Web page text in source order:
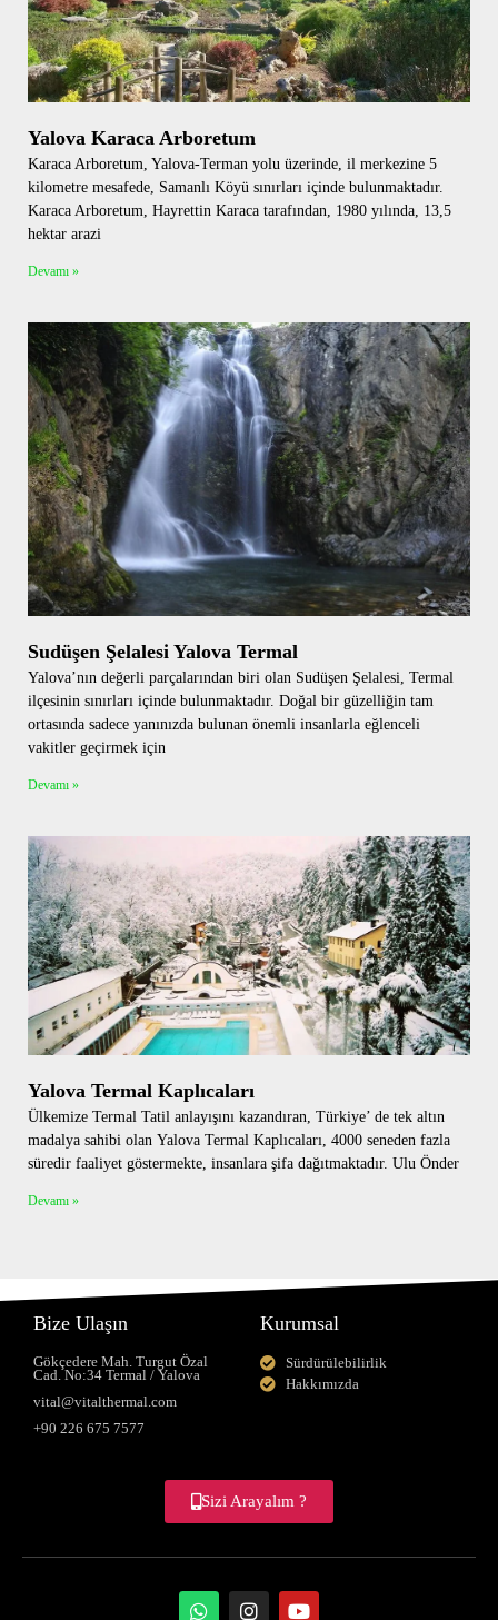
Yalova Karaca Arboretum
Karaca Arboretum, Yalova-Terman yolu üzerinde, il merkezine 5
kilometre mesafede, Samanlı Köyü sınırları içinde bulunmaktadır.
Karaca Arboretum, Hayrettin Karaca tarafından, 1980 yılında, 13,5
hektar arazi
Devamı »
Sudüşen Şelalesi Yalova Termal
Yalova’nın değerli parçalarından biri olan Sudüşen Şelalesi, Termal
ilçesinin sınırları içinde bulunmaktadır. Doğal bir güzelliğin tam
ortasında sadece yanınızda bulunan önemli insanlarla eğlenceli
vakitler geçirmek için
Devamı »
Yalova Termal Kaplıcaları
Ülkemize Termal Tatil anlayışını kazandıran, Türkiye’ de tek altın
madalya sahibi olan Yalova Termal Kaplıcaları, 4000 seneden fazla
süredir faaliyet göstermekte, insanlara şifa dağıtmaktadır. Ulu Önder
Devamı »
Bize Ulaşın
Gökçedere Mah. Turgut Özal
Cad. No:34 Termal / Yalova
vital@vitalthermal.com
+90 226 675 7577
Kurumsal
Sürdürülebilirlik
Hakkımızda
Sizi Arayalım ?